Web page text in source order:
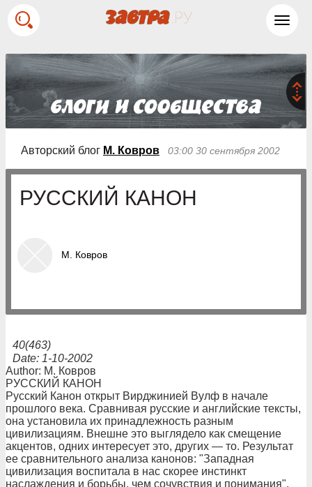
Авторский блог М. Ковров 03:00 30 сентября 2002
РУССКИЙ КАНОН
М. Ковров
40(463)
Date: 1-10-2002
Author: М. Ковров
РУССКИЙ КАНОН
Русский Канон открыт Вирджинией Вулф в начале
прошлого века. Сравнивая русские и английские тексты,
она установила их принадлежность разным
цивилизациям. Внешне это выглядело как смещение
акцентов, одних интересует это, других — то. Результат
ее сравнительного анализа канонов: "Западная
цивилизация воспитала в нас скорее инстинкт
наслаждения и борьбы, чем сочувствия и понимания".